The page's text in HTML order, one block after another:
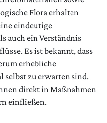
Flora erhalten
eindeutige
auch ein Verständnis
Es ist bekannt, dass
erhebliche
selbst zu erwarten sind.
direkt in Maßnahmen
einfließen.